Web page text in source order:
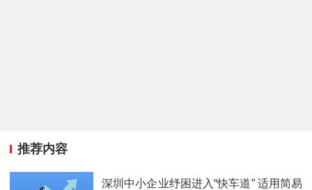
推荐内容
深圳中小企业纾困进入“快车道” 适用简易